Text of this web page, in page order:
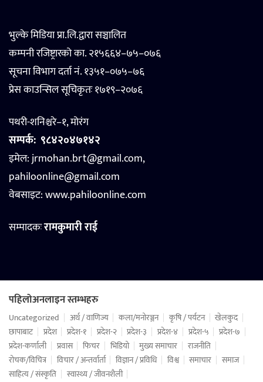
भुल्के मिडिया प्रा.लि.द्वारा सञ्चालित
कम्पनी रजिष्ट्रारको का. २१५६६४–७५–०७६
सूचना विभाग दर्ता नं. १३५१–०७५–७६
प्रेस काउन्सिल सूचिकृतः १७१९–२०७६
पथरी-शनिश्चरे–१, मोरंग
सम्पर्क: ९८४२०४७१४२
इमेल: jrmohan.brt@gmail.com,
pahiloonline@gmail.com
वेबसाइट:www.pahiloonline.com
सम्पादकःरामकुमारी राई
पहिलोअनलाइन स्तम्भहरु
Uncategorized अर्थ / वाणिज्य कला/मनोरञ्जन कृषि / पर्यटन
खेलकुद
छापाबाट
प्रदेश प्रदेश-१ प्रदेश-२ प्रदेश-३ प्रदेश-४ प्रदेश-५
प्रदेश-७
प्रदेश-कर्णाली
प्रवास फिचर भिडियो मुख्य समाचार
राजनीति
रोचक/विचित्र
विचार / अन्तर्वार्ता विज्ञान / प्रविधि विश्व समाचार
समाज
साहित्य / संस्कृति
स्वास्थ्य / जीवनशैली